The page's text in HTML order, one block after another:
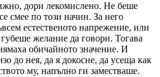
дори лекомислено. Не беше
смее по този начин. За него
естественото напрежение, или
желание да говори. Тогава
обичайното значение. И
до нея, да я докосне, да усеща как
му, напълно ги заместваше.